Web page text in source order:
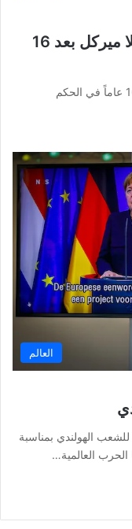
انتخابات ألمانيا تنهي مسيرة انجيلا ميركل بعد 16
العالم
الهولندي بمناسبة